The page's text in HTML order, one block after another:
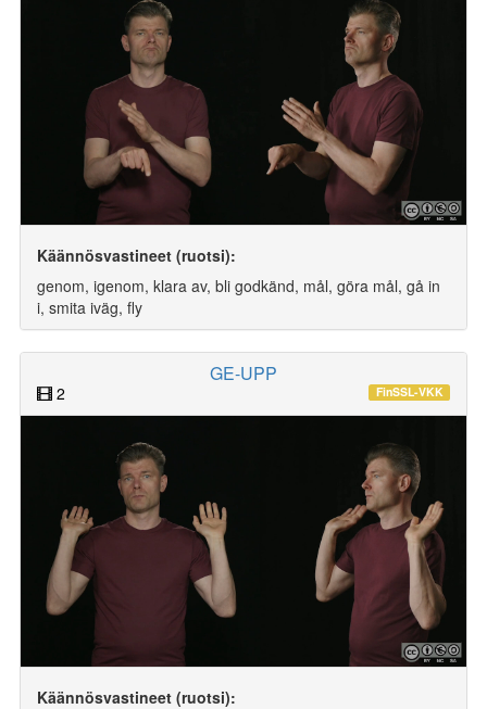
Käännösvastineet (ruotsi):
genom, igenom, klara av, bli godkänd, mål, göra mål, gå in
i, smita iväg, fly
GE-UPP
2 FinSSL-VKK
Käännösvastineet (ruotsi):